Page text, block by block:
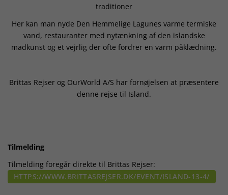
traditioner
Her kan man nyde Den Hemmelige Lagunes varme termiske
vand, restauranter med nytænkning af den islandske
madkunst og et vejrlig der ofte fordrer en varm påklædning.
Brittas Rejser og OurWorld A/S har fornøjelsen at præsentere
denne rejse til Island.
Tilmelding
Tilmelding foregår direkte til Brittas Rejser:
HTTPS://WWW.BRITTASREJSER.DK/EVENT/ISLAND-13-4/